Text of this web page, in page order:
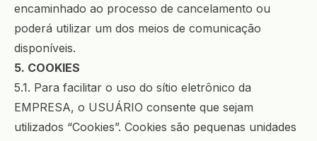
encaminhado ao processo de cancelamento ou
poderá utilizar um dos meios de comunicação
disponíveis.
5. COOKIES
5.1. Para facilitar o uso do sítio eletrônico da
EMPRESA, o USUÁRIO consente que sejam
utilizados “Cookies”. Cookies são pequenas unidades